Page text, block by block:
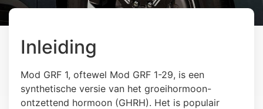
Inleiding
Mod GRF 1, oftewel Mod GRF 1-29, is een
synthetische versie van het groeihormoon-
ontzettend hormoon (GHRH). Het is populair